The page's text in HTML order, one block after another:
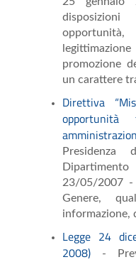
promozione
un carattere
Direttiva
23/05/2007
Genere,
informazione,
Legge 24
2008) -